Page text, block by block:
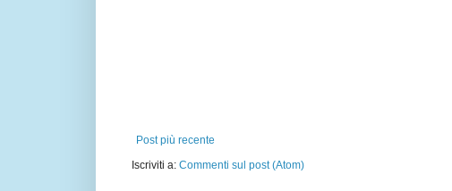
Post più recente
Iscriviti a: Commenti sul post (Atom)